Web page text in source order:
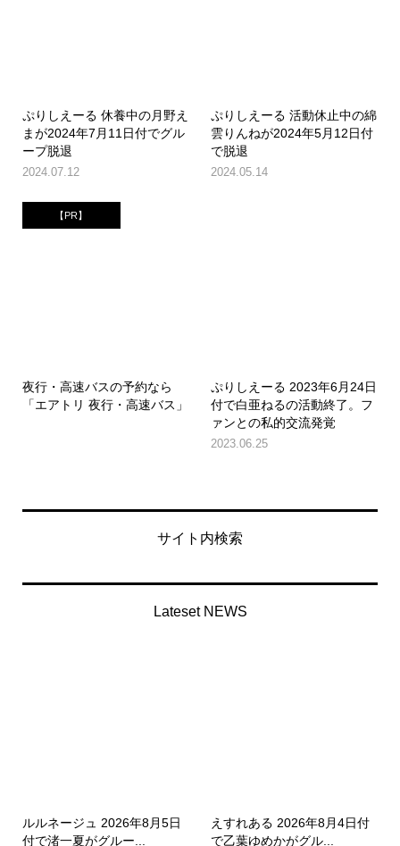
ぷりしえーる 休養中の月野え
まが2024年7月11日付でグル
ープ脱退
2024.07.12
ぷりしえーる 活動休止中の綿
雲りんねが2024年5月12日付
で脱退
2024.05.14
【PR】
夜行・高速バスの予約なら
「エアトリ 夜行・高速バス」
ぷりしえーる 2023年6月24日
付で白亜ねるの活動終了。フ
ァンとの私的交流発覚
2023.06.25
サイト内検索
Lateset NEWS
ルルネージュ 2026年8月5日
付で渚一夏がグルー...
えすれある 2026年8月4日付
で乙葉ゆめかがグル...